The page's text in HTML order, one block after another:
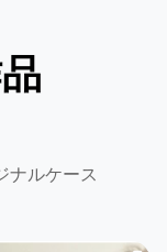
ナルケース